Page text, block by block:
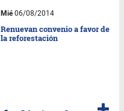
Mié06/08/2014
Renuevan convenio a favor de
la reforestación